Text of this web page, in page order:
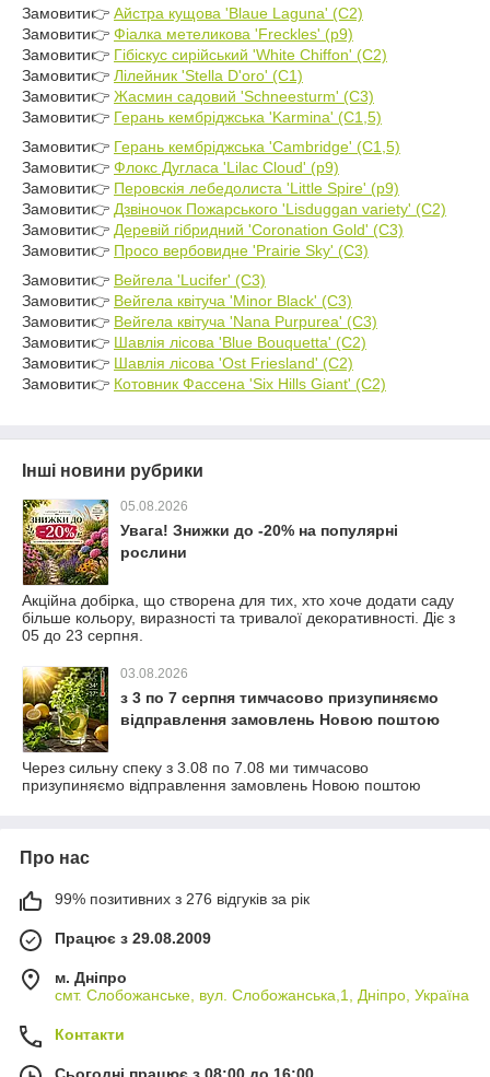
Замовити👉 Айстра кущова 'Blaue Laguna' (C2)
Замовити👉 Фіалка метеликова 'Freckles' (р9)
Замовити👉 Гібіскус сирійський 'White Chiffon' (С2)
Замовити👉 Лілейник 'Stella D'oro' (С1)
Замовити👉 Жасмин садовий 'Schneesturm' (C3)
Замовити👉 Герань кембріджська 'Karmina' (C1,5)
Замовити👉 Герань кембріджська 'Cambridge' (C1,5)
Замовити👉 Флокс Дугласа 'Lilac Cloud' (р9)
Замовити👉 Перовскія лебедолиста 'Little Spire' (р9)
Замовити👉 Дзвіночок Пожарського 'Lisduggan variety' (C2)
Замовити👉 Деревій гібридний 'Coronation Gold' (C3)
Замовити👉 Просо вербовидне 'Prairie Sky' (C3)
Замовити👉 Вейгела 'Lucifer' (C3)
Замовити👉 Вейгела квітуча 'Minor Black' (C3)
Замовити👉 Вейгела квітуча 'Nana Purpurea' (C3)
Замовити👉 Шавлія лісова 'Blue Bouquetta' (C2)
Замовити👉 Шавлія лісова 'Ost Friesland' (C2)
Замовити👉 Котовник Фассена 'Six Hills Giant' (C2)
Інші новини рубрики
05.08.2026
Увага! Знижки до -20% на популярні
рослини
Акційна добірка, що створена для тих, хто хоче додати саду
більше кольору, виразності та тривалої декоративності. Діє з
05 до 23 серпня.
03.08.2026
з 3 по 7 серпня тимчасово призупиняємо
відправлення замовлень Новою поштою
Через сильну спеку з 3.08 по 7.08 ми тимчасово
призупиняємо відправлення замовлень Новою поштою
Про нас
99% позитивних з 276 відгуків за рік
Працює з 29.08.2009
м. Дніпро
смт. Слобожанське, вул. Слобожанська,1, Дніпро, Україна
Контакти
Сьогодні працює з 08:00 до 16:00